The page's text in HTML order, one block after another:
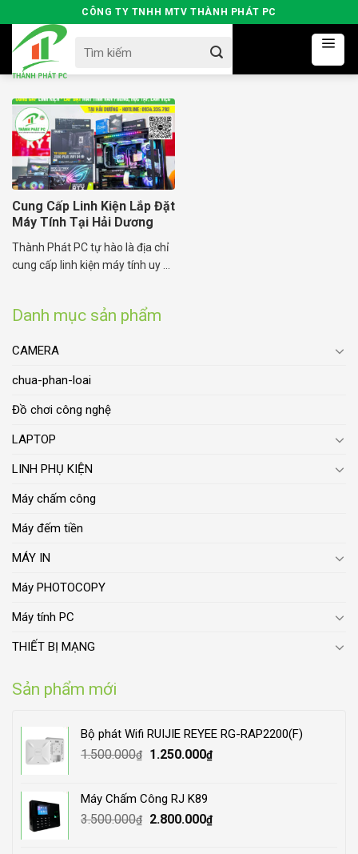
to
content
CÔNG TY TNHH MTV THÀNH PHÁT PC
for:
Danh mục sản phẩm
CAMERA
chua-phan-loai
Đồ chơi công nghệ
LAPTOP
LINH PHỤ KIỆN
Máy chấm công
Máy đếm tiền
MÁY IN
Máy PHOTOCOPY
Máy tính PC
THIẾT BỊ MẠNG
Sản phẩm mới
Bộ phát Wifi RUIJIE REYEE RG-RAP2200(F)
1.500.000₫
Original
1.500.000₫.
1.250.000₫Current
Máy Chấm Công RJ K89
3.500.000₫
Original
2.800.000₫Current
Cung Cấp Linh Kiện Lắp Đặt
Máy Tính Tại Hải Dương
Thành Phát PC tự hào là địa chỉ
cung cấp linh kiện máy tính uy ...